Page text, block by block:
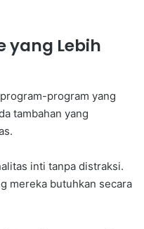
yang Lebih
program yang
tambahan yang
inti tanpa distraksi.
mereka butuhkan secara